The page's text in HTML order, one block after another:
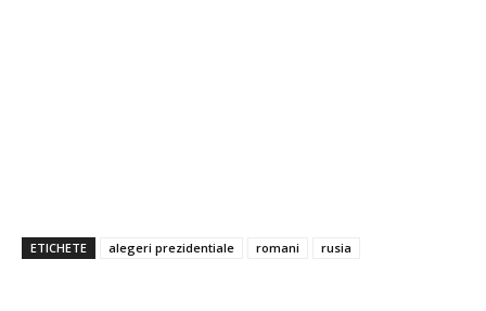
ETICHETE alegeri prezidentiale romani rusia